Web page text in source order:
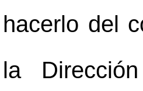
hacerlo del
la